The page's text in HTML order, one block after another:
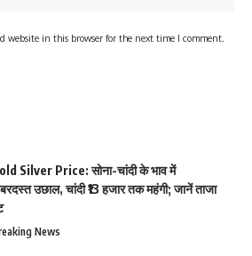
website in this browser for the next time I comment.
Silver Price: सोना-चांदी के भाव में
उछाल, चांदी ₹13 हजार तक महंगी; जानें ताजा
News